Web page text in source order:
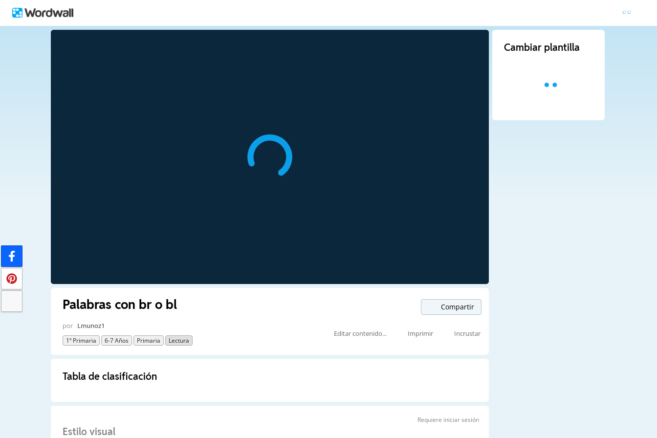
Palabras con br o bl Compartir
por Lmunoz1
1º Primaria 6-7 Años Primaria Lectura
Editar contenido... Imprimir Incrustar
Tabla de clasificación
Requiere iniciar sesión
Estilo visual
Cambiar plantilla